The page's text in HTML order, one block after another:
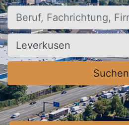
Beruf, Fachrichtung, Firma
Ort, Stadt
Suchen